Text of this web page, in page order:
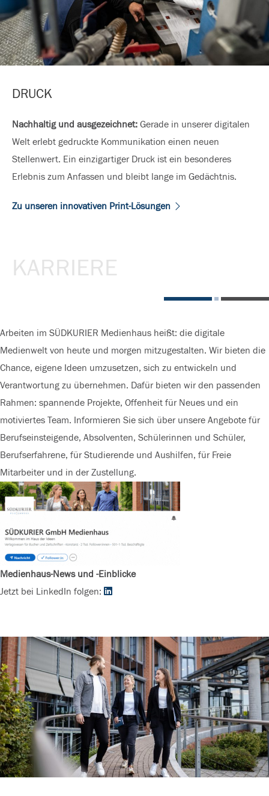
DRUCK
Nachhaltig und ausgezeichnet: Gerade in unserer digitalen
Welt erlebt gedruckte Kommunikation einen neuen
Stellenwert. Ein einzigartiger Druck ist ein besonderes
Erlebnis zum Anfassen und bleibt lange im Gedächtnis.
Zu unseren innovativen Print-Lösungen
KARRIERE
Arbeiten im SÜDKURIER Medienhaus heißt: die digitale
Medienwelt von heute und morgen mitzugestalten. Wir bieten die
Chance, eigene Ideen umzusetzen, sich zu entwickeln und
Verantwortung zu übernehmen. Dafür bieten wir den passenden
Rahmen: spannende Projekte, Offenheit für Neues und ein
motiviertes Team. Informieren Sie sich über unsere Angebote für
Berufseinsteigende, Absolventen, Schülerinnen und Schüler,
Berufserfahrene, für Studierende und Aushilfen, für Freie
Mitarbeiter und in der Zustellung.
Medienhaus-News und -Einblicke
Jetzt bei LinkedIn folgen: